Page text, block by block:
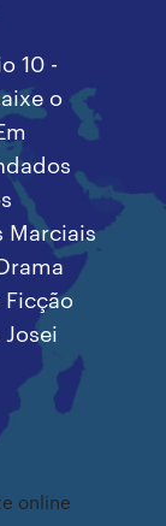
10 -
o
Marciais
Ficção
online